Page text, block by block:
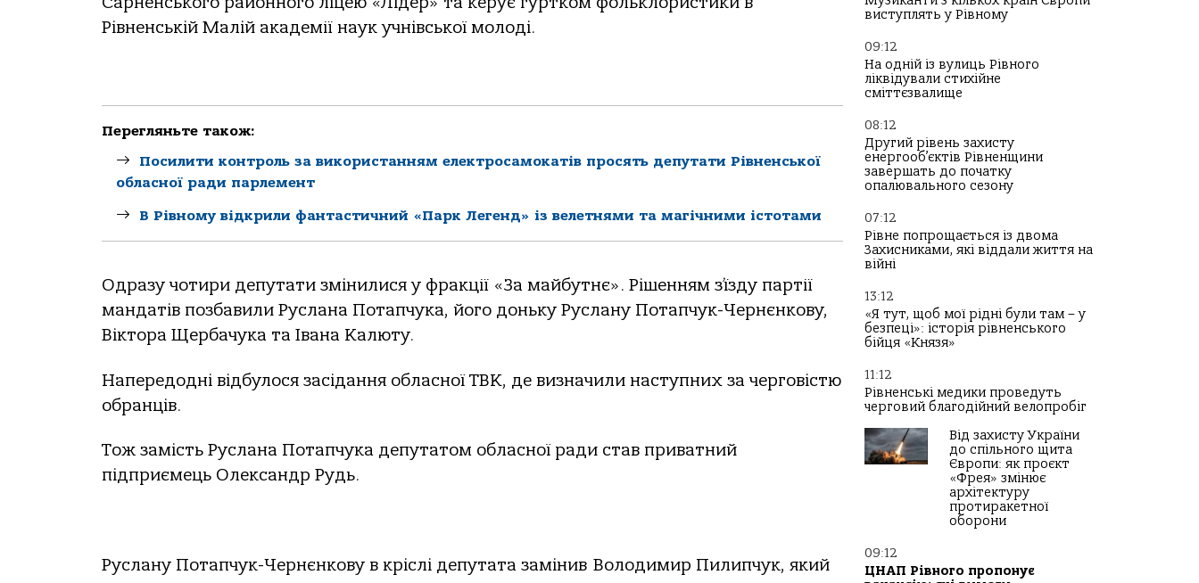
Рівненській Малій академії наук учнівської молоді.
Перегляньте також:
Посилити контроль за використанням електросамокатів просять депутати Рівненської
обласної ради парлемент
В Рівному відкрили фантастичний «Парк Легенд» із велетнями та магічними істотами
Одразу чотири депутати змінилися у фракції «За майбутнє». Рішенням з’їзду партії
мандатів позбавили Руслана Потапчука, його доньку Руслану Потапчук-Чернєнкову,
Віктора Щербачука та Івана Калюту.
Напередодні відбулося засідання обласної ТВК, де визначили наступних за черговістю
обранців.
Тож замість Руслана Потапчука депутатом обласної ради став приватний
підприємець Олександр Рудь.
Руслану Потапчук-Чернєнкову в кріслі депутата замінив Володимир Пилипчук, який
виступлять у Рівному
09:12
На одній із вулиць Рівного
ліквідували стихійне
сміттєзвалище
08:12
Другий рівень захисту
енергооб’єктів Рівненщини
завершать до початку
опалювального сезону
07:12
Рівне попрощається із двома
Захисниками, які віддали життя на
війні
13:12
«Я тут, щоб мої рідні були там – у
безпеці»: історія рівненського
бійця «Князя»
11:12
Рівненські медики проведуть
черговий благодійний велопробіг
Від захисту України
до спільного щита
Європи: як проєкт
«Фрея» змінює
архітектуру
протиракетної
оборони
09:12
ЦНАП Рівного пропонує